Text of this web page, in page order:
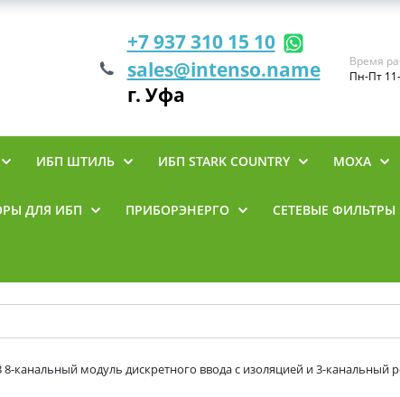
+7 937 310 15 10
sales@intenso.name
г. Уфа
Время
Пн-Пт
ИБП ШТИЛЬ ИБП STARK COUNTRY MOXA
ДЛЯ ИБП ПРИБОРЭНЕРГО СЕТЕВЫЕ ФИЛЬТРЫ
8-канальный модуль дискретного ввода с изоляцией и 3-канальный